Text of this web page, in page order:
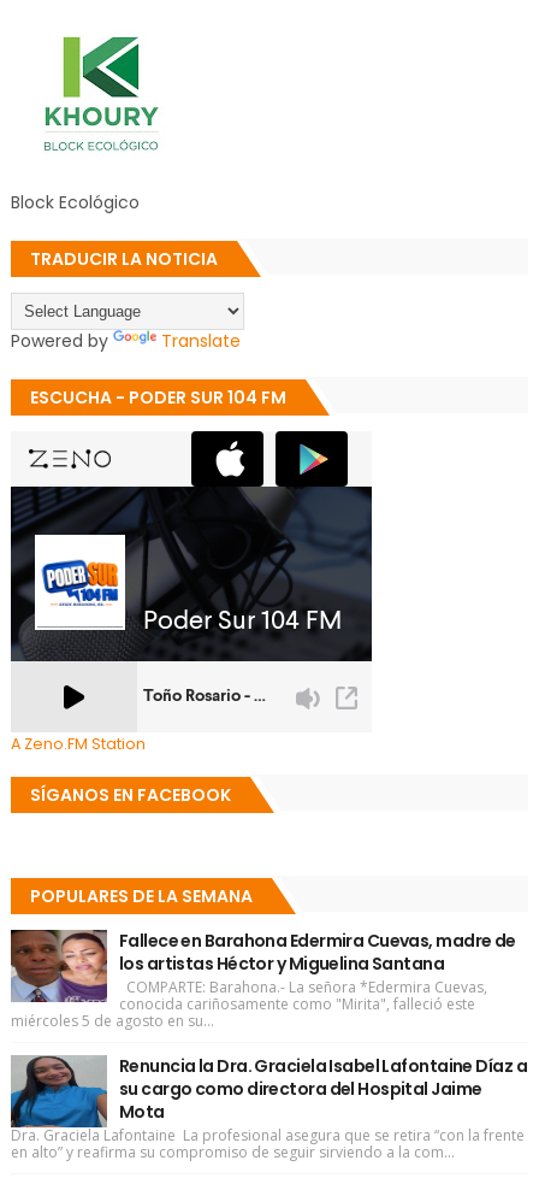
Block Ecológico
TRADUCIR LA NOTICIA
Powered by Translate
ESCUCHA - PODER SUR 104 FM
A Zeno.FM Station
SÍGANOS EN FACEBOOK
POPULARES DE LA SEMANA
Fallece en Barahona Edermira Cuevas, madre de
los artistas Héctor y Miguelina Santana
COMPARTE: Barahona.- La señora *Edermira Cuevas,
conocida cariñosamente como "Mirita", falleció este
miércoles 5 de agosto en su...
Renuncia la Dra. Graciela Isabel Lafontaine Díaz a
su cargo como directora del Hospital Jaime
Mota
Dra. Graciela Lafontaine La profesional asegura que se retira “con la frente
en alto” y reafirma su compromiso de seguir sirviendo a la com...